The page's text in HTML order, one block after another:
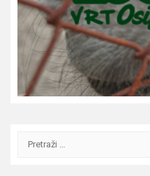
Pretraži: